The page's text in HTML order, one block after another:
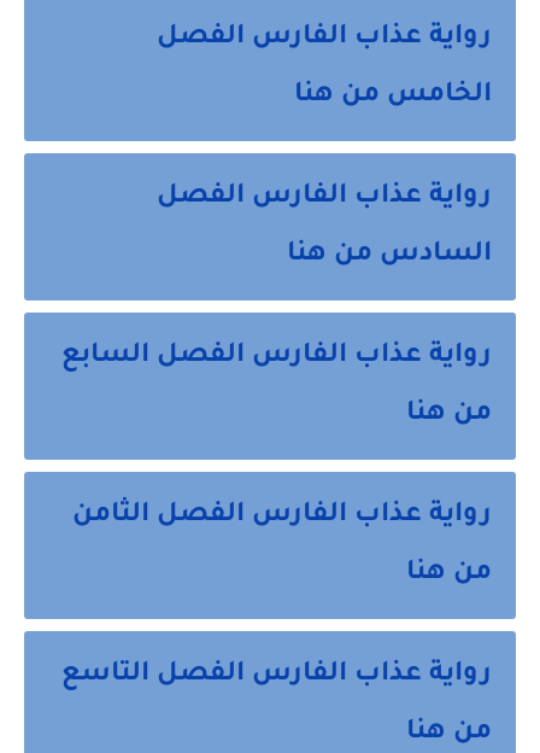
رواية عذاب الفارس الفصل
الخامس من هنا
رواية عذاب الفارس الفصل
السادس من هنا
رواية عذاب الفارس الفصل السابع
من هنا
رواية عذاب الفارس الفصل الثامن
من هنا
رواية عذاب الفارس الفصل التاسع
من هنا